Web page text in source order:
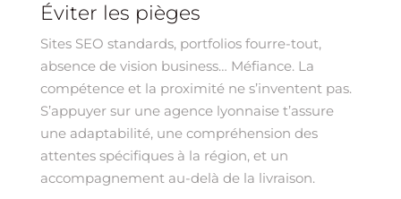
Éviter les pièges
Sites SEO standards, portfolios fourre-tout,
absence de vision business… Méfiance. La
compétence et la proximité ne s’inventent pas.
S’appuyer sur une agence lyonnaise t’assure
une adaptabilité, une compréhension des
attentes spécifiques à la région, et un
accompagnement au-delà de la livraison.